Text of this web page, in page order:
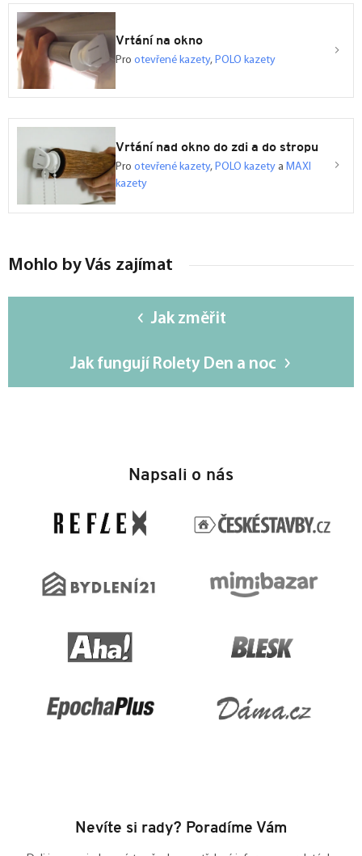
Vrtání na okno
Pro otevřené kazety, POLO kazety
Vrtání nad okno do zdi a do stropu
Pro otevřené kazety, POLO kazetya MAXI
kazety
Mohlo by Vás zajímat
Jak změřit
Jak fungují Rolety Den a noc
Napsali o nás
Nevíte si rady? Poradíme Vám